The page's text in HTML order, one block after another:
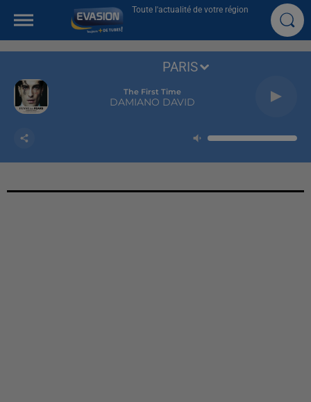
Toute l'actualité de votre région
The First Time
DAMIANO DAVID
PARIS